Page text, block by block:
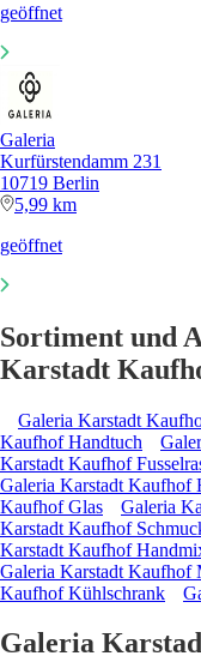
geöffnet
Galeria
Kurfürstendamm 231
10719 Berlin
5,99 km
geöffnet
Sortiment und
Karstadt
Galeria Karstadt
Kaufhof Handtuch
Karstadt Kaufhof
Galeria Karstadt Kaufhof
Kaufhof Glas
Galeria
Karstadt Kaufhof
Karstadt Kaufhof
Galeria Karstadt Kaufhof
Kaufhof Kühlschrank
Galeria